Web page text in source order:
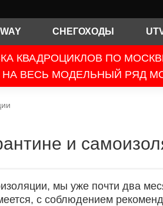
СНЕГОХОДЫ
КВАДРОЦИКЛОВ ПО
ВЕСЬ МОДЕЛЬНЫЙ РЯД
и
мы уже почти два
с соблюдением